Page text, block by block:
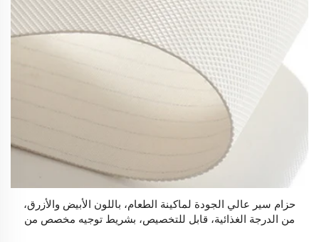
حزام سير عالي الجودة لماكينة الطعام، باللون الأبيض والأزرق،
من الدرجة الغذائية، قابل للتخصيص، بشريط توجيه مخصص من